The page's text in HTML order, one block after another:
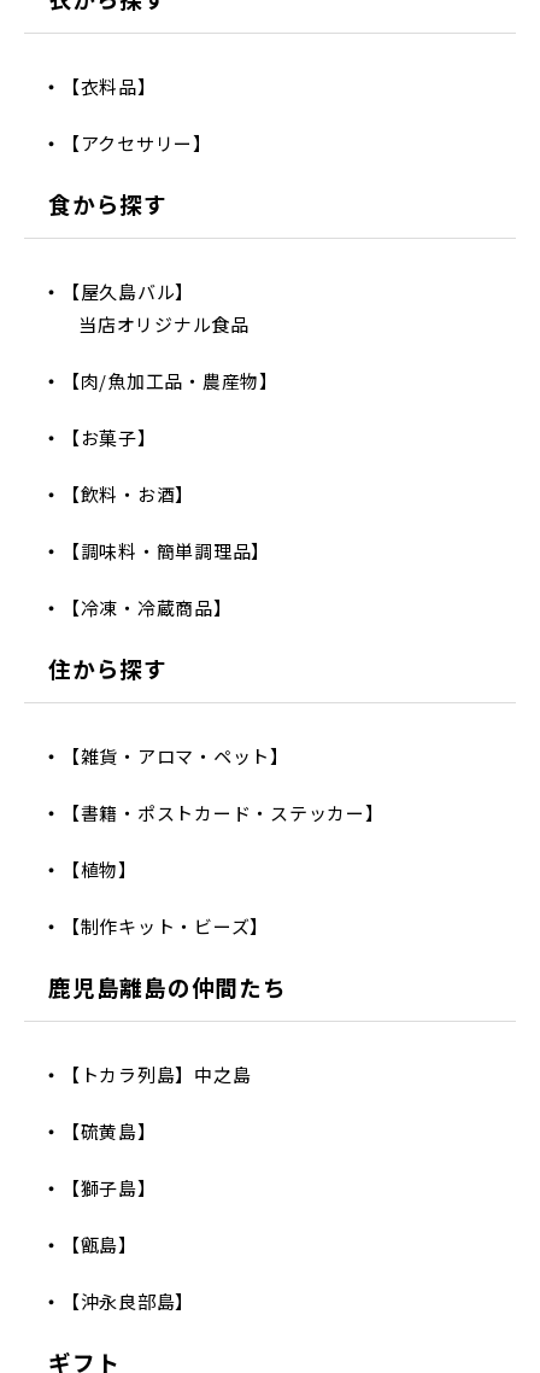
【衣料品】
【アクセサリー】
食から探す
【屋久島バル】
当店オリジナル食品
【肉/魚加工品・農産物】
【お菓子】
【飲料・お酒】
【調味料・簡単調理品】
【冷凍・冷蔵商品】
住から探す
【雑貨・アロマ・ペット】
【書籍・ポストカード・ステッカー】
【植物】
【制作キット・ビーズ】
鹿児島離島の仲間たち
【トカラ列島】中之島
【硫黄島】
【獅子島】
【甑島】
【沖永良部島】
ギフト